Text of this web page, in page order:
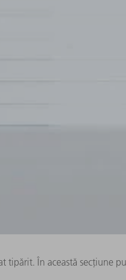
În această secțiune